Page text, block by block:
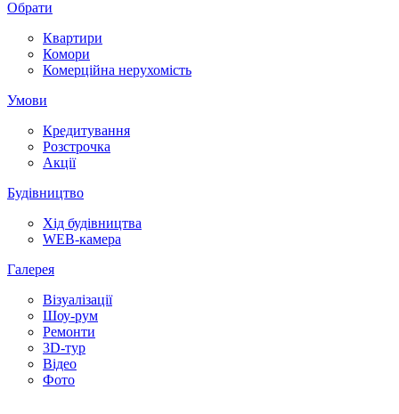
Обрати
Квартири
Комори
Комерційна нерухомість
Умови
Кредитування
Розстрочка
Акції
Будівництво
Хід будівництва
WEB-камера
Галерея
Візуалізації
Шоу-рум
Ремонти
3D-тур
Відео
Фото